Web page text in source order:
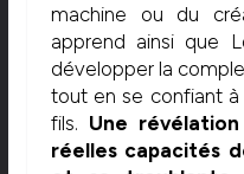
machine ou du
apprend ainsi que
développer la
tout en se confiant
fils. Une
réelles capacités